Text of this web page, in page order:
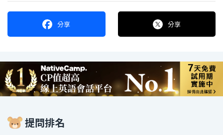
分享 分享
提問排名